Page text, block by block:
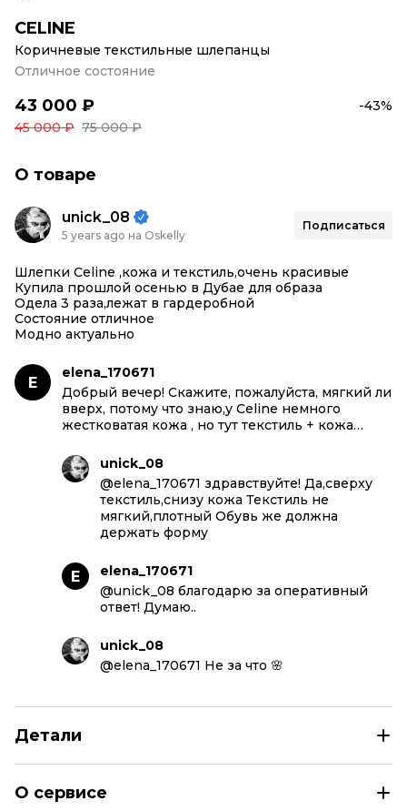
CELINE
Коричневые текстильные шлепанцы
Отличное состояние
43 000 ₽
-43%
45 000 ₽ 75 000 ₽
О товаре
unick_08
5 years ago на Oskelly
Подписаться
Шлепки Celine ,кожа и текстиль,очень красивые
Купила прошлой осенью в Дубае для образа
Одела 3 раза,лежат в гардеробной
Состояние отличное
Модно актуально
E
elena_170671
Добрый вечер! Скажите, пожалуйста, мягкий ли
вверх, потому что знаю,у Celine немного
жестковатая кожа , но тут текстиль + кожа…
unick_08
@elena_170671 здравствуйте! Да,сверху
текстиль,снизу кожа Текстиль не
мягкий,плотный Обувь же должна
держать форму
E
elena_170671
@unick_08 благодарю за оперативный
ответ! Думаю..
unick_08
@elena_170671 Не за что 🌸
Детали
О сервисе